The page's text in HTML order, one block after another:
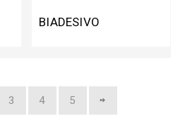
BIADESIVO
3 4 5